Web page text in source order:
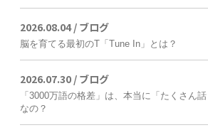
2026.08.04 / ブログ
脳を育てる最初のT「Tune In」とは？
2026.07.30 / ブログ
「3000万語の格差」は、本当に「たくさん
なの？